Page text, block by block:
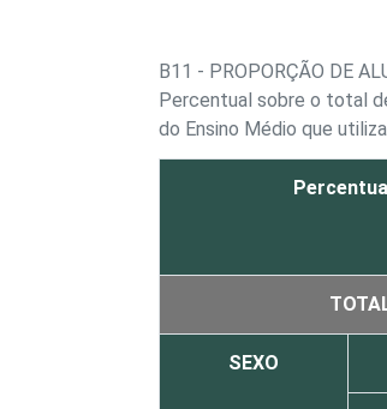
B11 - PROPORÇÃO DE
Percentual sobre o total
do Ensino Médio que
SEXO